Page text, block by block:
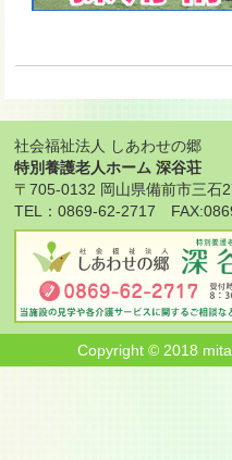
社会福祉法人 しあわせの郷
特別養護老人ホーム 深谷荘
〒705-0132 岡山県備前市三石
TEL：0869-62-2717
Copyright © 2018